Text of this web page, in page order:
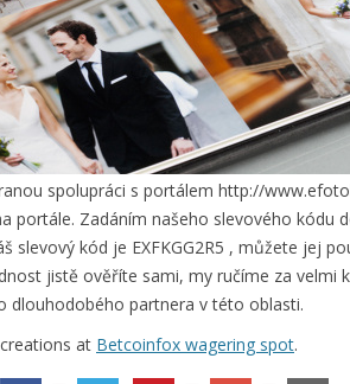
spolupráci s portálem http://
portále. Zadáním našeho slevového kódu
slevový kód je EXFKGG2R5 , můžete jej
jistě ověříte sami, my ručíme za velmi
dlouhodobého partnera v této oblasti.
at Betcoinfox wagering spot.